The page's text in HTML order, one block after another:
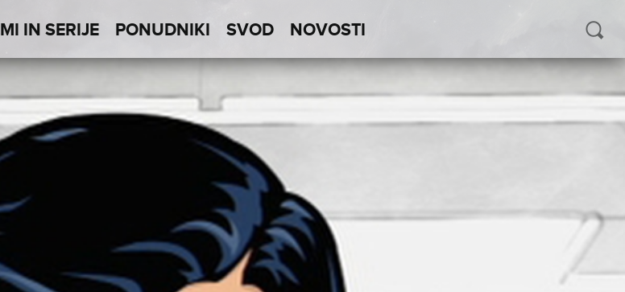
IN SERIJE PONUDNIKI SVOD NOVOSTI